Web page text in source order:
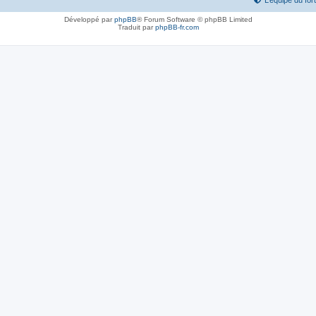
Développé parphpBB® Forum Software © phpBB Limited
Traduit parphpBB-fr.com